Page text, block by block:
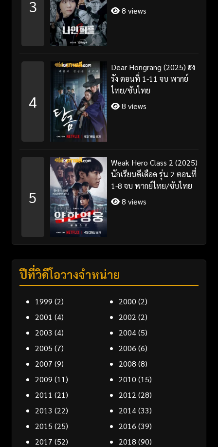
3 8 views
4
Dear Hongrang (2025) ฮง
รัง ตอนที่ 1-11 จบ พากย์
ไทย/ซับไทย
8 views
5
Weak Hero Class 2 (2025)
นักเรียนดีเดือด รุ่น 2 ตอนที่
1-8 จบ พากย์ไทย/ซับไทย
8 views
ปีที่วิดีโอวางจำหน่าย
1999 (2) 2000 (2)
2001 (4) 2002 (2)
2003 (4) 2004(5)
2005 (7) 2006 (6)
2007 (9) 2008 (8)
2009 (11) 2010 (15)
2011 (21) 2012 (28)
2013 (22) 2014(33)
2015 (25) 2016 (39)
2017 (52) 2018 (90)